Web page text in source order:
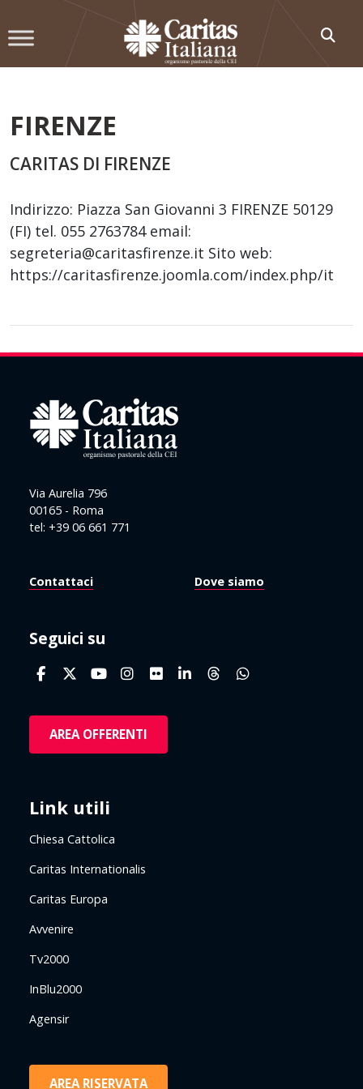
to
FIRENZE
CARITAS DI FIRENZE
Indirizzo: Piazza San Giovanni 3 FIRENZE 50129
(FI) tel. 055 2763784 email:
segreteria@caritasfirenze.it Sito web:
https://caritasfirenze.joomla.com/index.php/it
Via Aurelia 796
00165 - Roma
tel: +39 06 661 771
Contattaci Dove siamo
Seguici su
AREA OFFERENTI
Link utili
Chiesa Cattolica
Caritas Internationalis
Caritas Europa
Avvenire
Tv2000
InBlu2000
Agensir
AREA RISERVATA